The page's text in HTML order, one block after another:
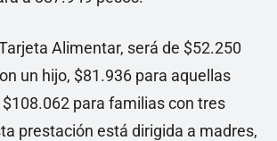
Alimentar, será de $52.250
un hijo, $81.936 para aquellas
para familias con tres
prestación está dirigida a madres,